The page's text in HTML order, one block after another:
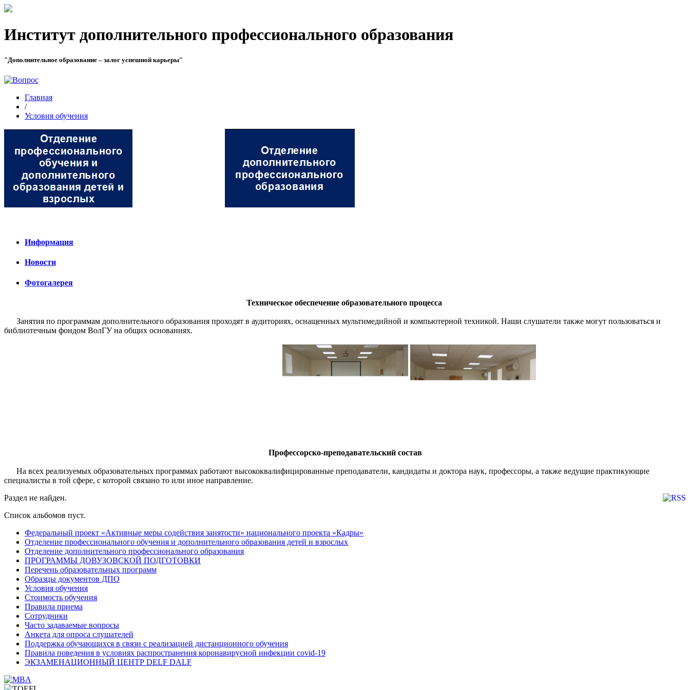
Институт дополнительного профессионального образования
"Дополнительное образование – залог успешной карьеры"
Главная
/
Условия обучения
Информация
Новости
Фотогалерея
Техническое обеспечение образовательного процесса
Занятия по программам дополнительного образования проходят в аудиториях, оснащенных мультимедийной и компьютерной техникой. Наши слушатели также могут пользоваться и
библиотечным фондом ВолГУ на общих основаниях.
Профессорско-преподавательский состав
На всех реализуемых образовательных программах работают высококвалифицированные преподаватели, кандидаты и доктора наук, профессоры, а также ведущие практикующие
специалисты в той сфере, с которой связано то или иное направление.
Раздел не найден.
Список альбомов пуст.
Федеральный проект «Активные меры содействия занятости» национального проекта «Кадры»
Отделение профессионального обучения и дополнительного образования детей и взрослых
Отделение дополнительного профессионального образования
ПРОГРАММЫ ДОВУЗОВСКОЙ ПОДГОТОВКИ
Перечень образовательных программ
Образцы документов ДПО
Условия обучения
Стоимость обучения
Правила приема
Сотрудники
Часто задаваемые вопросы
Анкета для опроса слушателей
Поддержка обучающихся в связи с реализацией дистанционного обучения
Правила поведения в условиях распространения коронавирусной инфекции covid-19
ЭКЗАМЕНАЦИОННЫЙ ЦЕНТР DELF DALF